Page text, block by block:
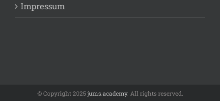
Impressum
© Copyright 2025jums.academy. All rights reserved.